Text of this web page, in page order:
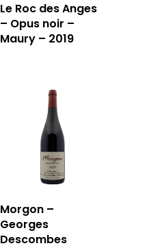
Le Roc des Anges
– Opus noir –
Maury – 2019
Morgon –
Georges
Descombes